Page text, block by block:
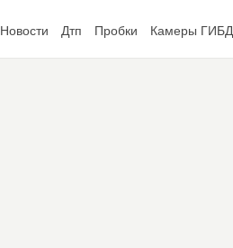
Новости Дтп Пробки Камеры